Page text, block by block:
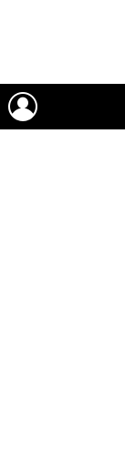
SEARCH